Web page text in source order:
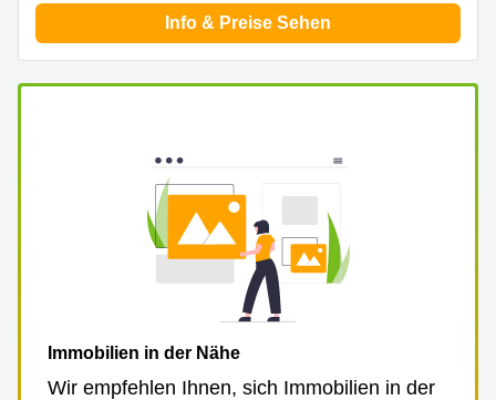
Basel
Büro
Luzern
Aeschengraben
Zugerstrasse
32 Baar
Info & Preise Sehen
Immobilien in der Nähe
Wir empfehlen Ihnen, sich Immobilien in der